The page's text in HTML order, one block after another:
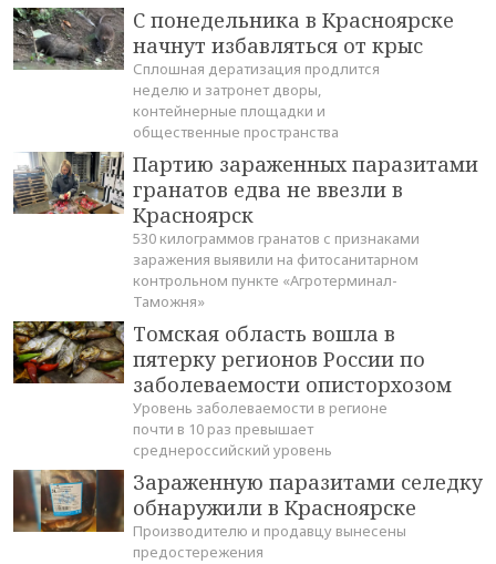
С понедельника в Красноярске
начнут избавляться от крыс
Сплошная дератизация продлится
неделю и затронет дворы,
контейнерные площадки и
общественные пространства
Партию зараженных паразитами
гранатов едва не ввезли в
Красноярск
530 килограммов гранатов с признаками
заражения выявили на фитосанитарном
контрольном пункте «Агротерминал-
Таможня»
Томская область вошла в
пятерку регионов России по
заболеваемости описторхозом
Уровень заболеваемости в регионе
почти в 10 раз превышает
среднероссийский уровень
Зараженную паразитами селедку
обнаружили в Красноярске
Производителю и продавцу вынесены
предостережения